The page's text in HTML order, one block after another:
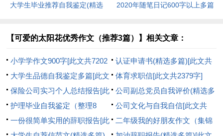
大学生毕业推荐自我鉴定(精选
2020年随笔日记600字以上多篇
【可爱的太阳花优秀作文（推荐3篇）】相关文章：
小学学作文900字[此文共7202
字]
认证申请书(精选多篇)[此文共
2551字]
大学生品德自我鉴定多篇[此文
共2737字]
体育求职信[此文共2379字]
保险公司实习个人总结报告[此
文共5385字]
公司副总党员自我评价(精选多
篇)[此文共5476字]
护理毕业自我鉴定（整理8
篇）[此文共8651字]
公司文化与自我自信[此文共
612字]
一份很简单实用的辞职报告[此
二年级我的好朋友作文（集锦